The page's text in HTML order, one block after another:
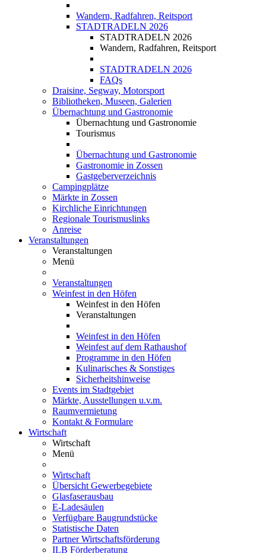
Wandern, Radfahren, Reitsport
STADTRADELN 2026
STADTRADELN 2026
Wandern, Radfahren, Reitsport
STADTRADELN 2026
FAQs
Draisine, Segway, Motorsport
Bibliotheken, Museen, Galerien
Übernachtung und Gastronomie
Übernachtung und Gastronomie
Tourismus
Übernachtung und Gastronomie
Gastronomie in Zossen
Gastgeberverzeichnis
Campingplätze
Märkte in Zossen
Kirchliche Einrichtungen
Regionale Tourismuslinks
Anreise
Veranstaltungen
Veranstaltungen
Menü
Veranstaltungen
Weinfest in den Höfen
Weinfest in den Höfen
Veranstaltungen
Weinfest in den Höfen
Weinfest auf dem Rathaushof
Programme in den Höfen
Kulinarisches & Sonstiges
Sicherheitshinweise
Events im Stadtgebiet
Märkte, Ausstellungen u.v.m.
Raumvermietung
Kontakt & Formulare
Wirtschaft
Wirtschaft
Menü
Wirtschaft
Übersicht Gewerbegebiete
Glasfaserausbau
E-Ladesäulen
Verfügbare Baugrundstücke
Statistische Daten
Partner Wirtschaftsförderung
ILB Förderberatung